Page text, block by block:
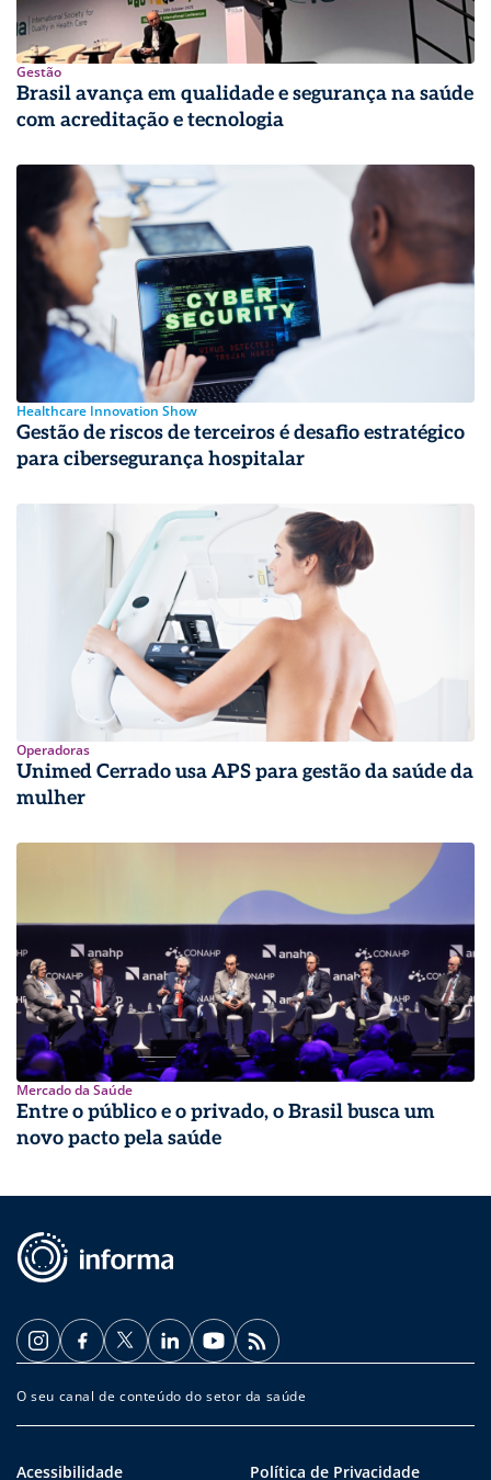
Gestão
Brasil avança em qualidade e segurança na saúde
com acreditação e tecnologia
Healthcare Innovation Show
Gestão de riscos de terceiros é desafio estratégico
para cibersegurança hospitalar
Operadoras
Unimed Cerrado usa APS para gestão da saúde da
mulher
Mercado da Saúde
Entre o público e o privado, o Brasil busca um
novo pacto pela saúde
O seu canal de conteúdo do setor da saúde
Acessibilidade Política de Privacidade